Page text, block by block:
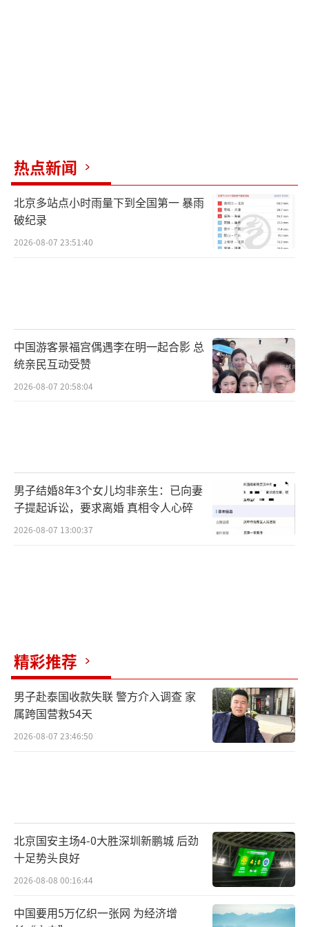
热点新闻
北京多站点小时雨量下到全国第一 暴雨
破纪录
2026-08-07 23:51:40
中国游客景福宫偶遇李在明一起合影 总
统亲民互动受赞
2026-08-07 20:58:04
男子结婚8年3个女儿均非亲生：已向妻
子提起诉讼，要求离婚 真相令人心碎
2026-08-07 13:00:37
精彩推荐
男子赴泰国收款失联 警方介入调查 家
属跨国营救54天
2026-08-07 23:46:50
北京国安主场4-0大胜深圳新鹏城 后劲
十足势头良好
2026-08-08 00:16:44
中国要用5万亿织一张网 为经济增